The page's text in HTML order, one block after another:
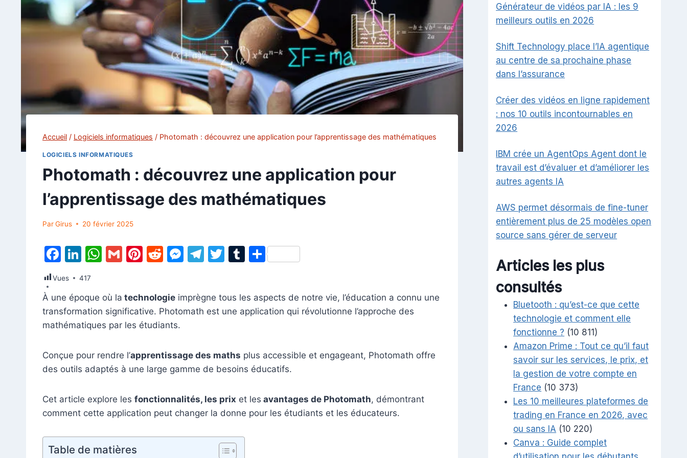
Accueil / Logiciels informatiques / Photomath : découvrez une application pour l’apprentissage des mathématiques
LOGICIELS INFORMATIQUES
Photomath : découvrez une application pour
l’apprentissage des mathématiques
ParGirus 20 février 2025
F
c
e
b
o
o
k
Li
n
k
e
dI
n
W
s
A
p
p
G
l
Pi
e
st
R
di
t
M
s
e
g
er
T
gr
a
T
er
T
bl
r
P
g
er
Vues 417
À une époque où la technologie imprègne tous les aspects de notre vie, l’éducation a connu une
transformation significative. Photomath est une application qui révolutionne l’approche des
mathématiques par les étudiants.
Conçue pour rendre l’apprentissage des maths plus accessible et engageant, Photomath offre
des outils adaptés à une large gamme de besoins éducatifs.
Cet article explore les fonctionnalités, les prix et les avantages de Photomath, démontrant
comment cette application peut changer la donne pour les étudiants et les éducateurs.
Table de matières
Générateur de vidéos par IA : les 9
meilleurs outils en 2026
Shift Technology place l’IA agentique
au centre de sa prochaine phase
dans l’assurance
Créer des vidéos en ligne rapidement
: nos 10 outils incontournables en
2026
IBM crée un AgentOps Agent dont le
travail est d’évaluer et d’améliorer les
autres agents IA
AWS permet désormais de fine-tuner
entièrement plus de 25 modèles open
source sans gérer de serveur
Articles les plus
consultés
Bluetooth : qu’est-ce que cette
technologie et comment elle
fonctionne ? (10 811)
Amazon Prime : Tout ce qu’il faut
savoir sur les services, le prix, et
la gestion de votre compte en
France (10 373)
Les 10 meilleures plateformes de
trading en France en 2026, avec
ou sans IA (10 220)
Canva : Guide complet